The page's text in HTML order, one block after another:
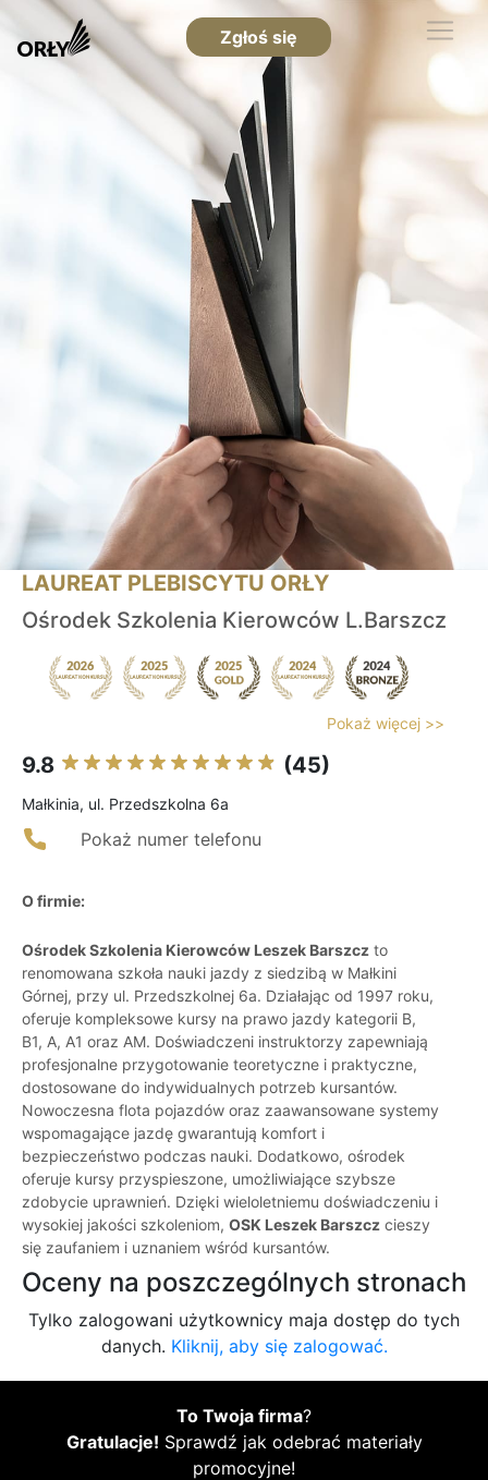
Zgłoś się
LAUREAT PLEBISCYTU ORŁY
Ośrodek Szkolenia Kierowców L.Barszcz
Pokaż więcej >>
9.8 (45)
Małkinia, ul. Przedszkolna 6a
Pokaż numer telefonu
O firmie:
Ośrodek Szkolenia Kierowców Leszek Barszcz to
renomowana szkoła nauki jazdy z siedzibą w Małkini
Górnej, przy ul. Przedszkolnej 6a. Działając od 1997 roku,
oferuje kompleksowe kursy na prawo jazdy kategorii B,
B1, A, A1 oraz AM. Doświadczeni instruktorzy zapewniają
profesjonalne przygotowanie teoretyczne i praktyczne,
dostosowane do indywidualnych potrzeb kursantów.
Nowoczesna flota pojazdów oraz zaawansowane systemy
wspomagające jazdę gwarantują komfort i
bezpieczeństwo podczas nauki. Dodatkowo, ośrodek
oferuje kursy przyspieszone, umożliwiające szybsze
zdobycie uprawnień. Dzięki wieloletniemu doświadczeniu i
wysokiej jakości szkoleniom, OSK Leszek Barszcz cieszy
się zaufaniem i uznaniem wśród kursantów.
Oceny na poszczególnych stronach
Tylko zalogowani użytkownicy maja dostęp do tych
danych. Kliknij, aby się zalogować.
To Twoja firma?
Gratulacje! Sprawdź jak odebrać materiały
promocyjne!